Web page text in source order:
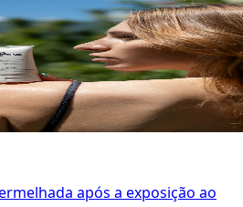
após a exposição ao